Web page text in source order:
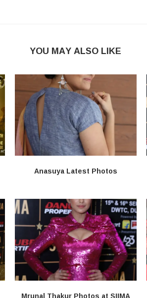
YOU MAY ALSO LIKE
Anasuya Latest Photos